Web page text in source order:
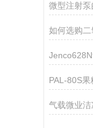
微型注射泵
如何选购
气载微业洁